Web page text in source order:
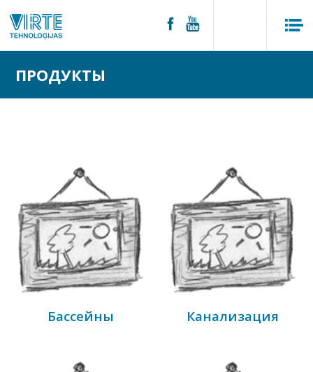
ПРОДУКТЫ
Бассейны Канализация